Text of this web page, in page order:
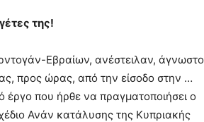
της!
Εβραίων, ανέστειλαν, άγνωστο
προς ώρας, από την είσοδο στην …
έργο που ήρθε να πραγματοποιήσει ο
Ανάν κατάλυσης της Κυπριακής